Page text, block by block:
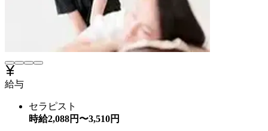
給与
セラピスト
時給2,088円〜3,510円